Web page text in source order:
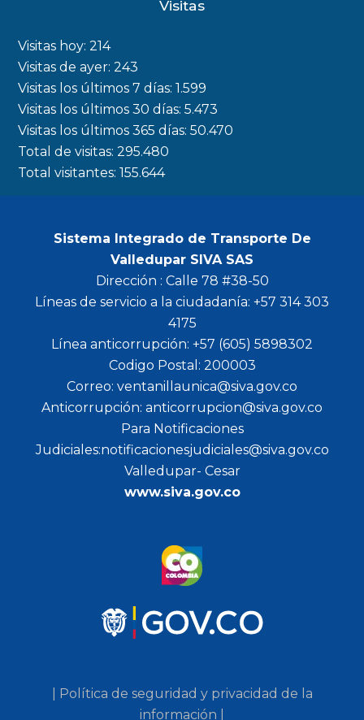
o
k
a
m
r
Visitas
Visitas hoy:214
Visitas de ayer:243
Visitas los últimos 7 días:1.599
Visitas los últimos 30 días:5.473
Visitas los últimos 365 días:50.470
Total de visitas:295.480
Total visitantes:155.644
Sistema Integrado de Transporte De
Valledupar SIVA SAS
Dirección : Calle 78 #38-50
Líneas de servicio a la ciudadanía: +57 314 303
4175
Línea anticorrupción: +57 (605) 5898302
Codigo Postal: 200003
Correo: ventanillaunica@siva.gov.co
Anticorrupción: anticorrupcion@siva.gov.co
Para Notificaciones
Judiciales:notificacionesjudiciales@siva.gov.co
Valledupar- Cesar
www.siva.gov.co
| Política de seguridad y privacidad de la
información |